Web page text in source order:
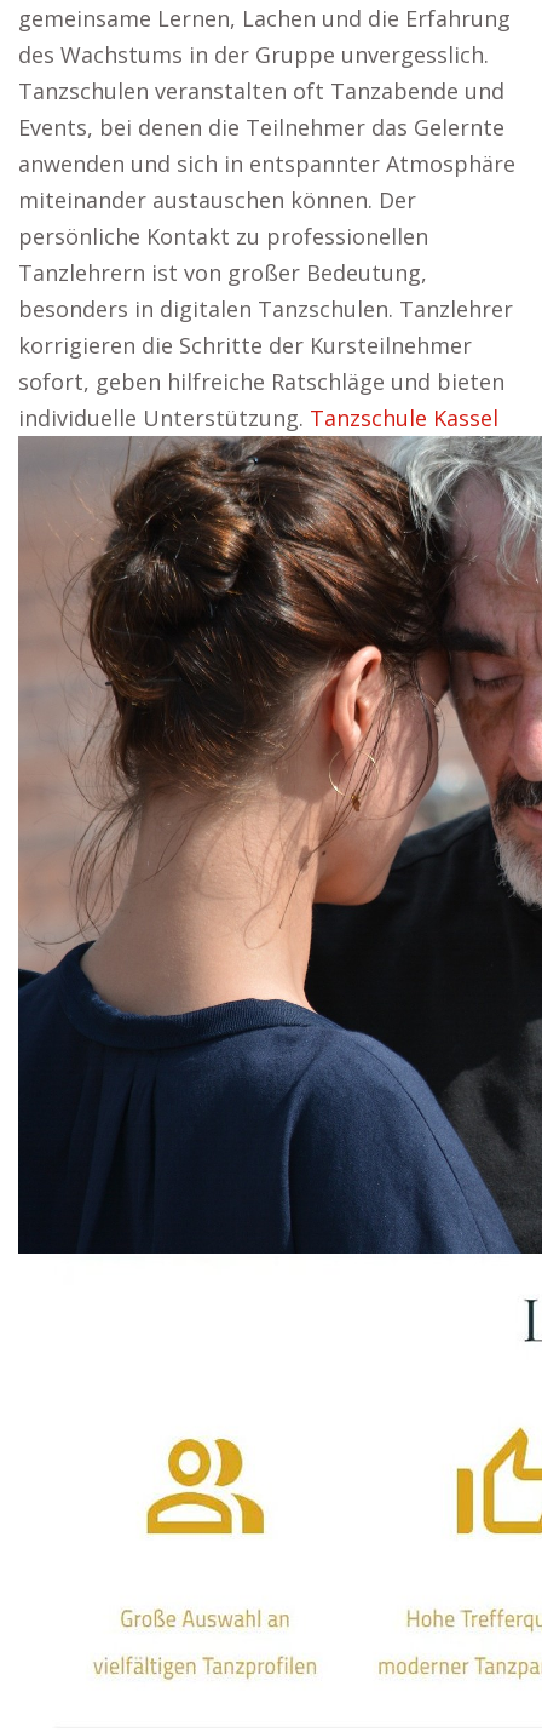
gemeinsame Lernen, Lachen und die Erfahrung
des Wachstums in der Gruppe unvergesslich.
Tanzschulen veranstalten oft Tanzabende und
Events, bei denen die Teilnehmer das Gelernte
anwenden und sich in entspannter Atmosphäre
miteinander austauschen können. Der
persönliche Kontakt zu professionellen
Tanzlehrern ist von großer Bedeutung,
besonders in digitalen Tanzschulen. Tanzlehrer
korrigieren die Schritte der Kursteilnehmer
sofort, geben hilfreiche Ratschläge und bieten
individuelle Unterstützung. Tanzschule Kassel